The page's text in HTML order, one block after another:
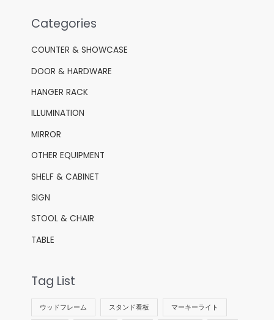
Categories
COUNTER & SHOWCASE
DOOR & HARDWARE
HANGER RACK
ILLUMINATION
MIRROR
OTHER EQUIPMENT
SHELF & CABINET
SIGN
STOOL & CHAIR
TABLE
Tag List
ウッドフレーム スタンド看板 マーキーライト